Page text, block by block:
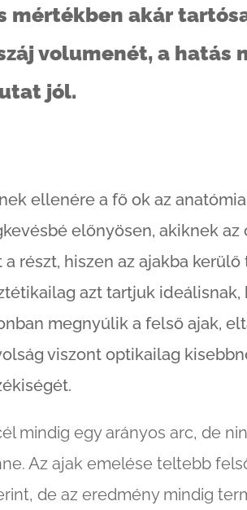
mértékben akár
volumenét, a hatás
jól.
ellenére a fő ok az
előnyösen, akiknek
a részt, hiszen az ajakba
azt tartjuk
megnyúlik a felső ajak,
viszont optikailag
mindig egy arányos arc, de
Az ajak emelése teltebb
de az eredmény mindig